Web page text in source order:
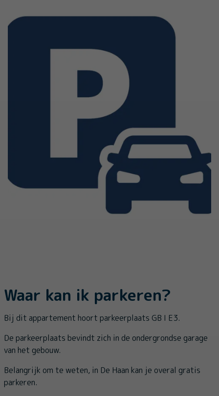
Waar kan ik parkeren?
Bij dit appartement hoort parkeerplaats GB I E3.
De parkeerplaats bevindt zich in de ondergrondse garage
van het gebouw.
Belangrijk om te weten, in De Haan kan je overal gratis
parkeren.